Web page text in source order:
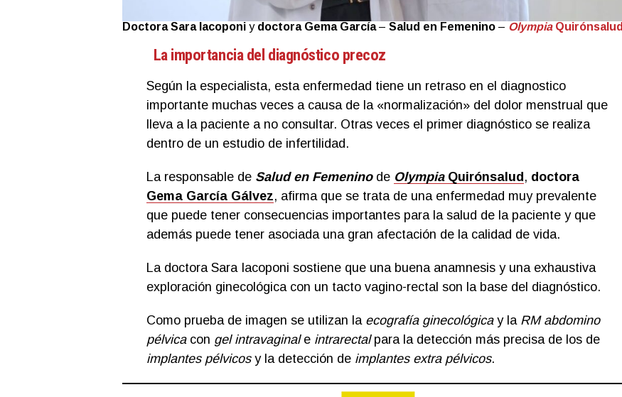
Doctora Sara Iacoponi y doctora Gema García– Salud en Femenino – OlympiaQuirónsalud
La importancia del diagnóstico precoz
Según la especialista, esta enfermedad tiene un retraso en el diagnostico
importante muchas veces a causa de la «normalización» del dolor menstrual que
lleva a la paciente a no consultar. Otras veces el primer diagnóstico se realiza
dentro de un estudio de infertilidad.
La responsable de Salud en Femeninode OlympiaQuirónsalud , doctora
Gema García Gálvez, afirma que se trata de una enfermedad muy prevalente
que puede tener consecuencias importantes para la salud de la paciente y que
además puede tener asociada una gran afectación de la calidad de vida.
La doctora Sara Iacoponi sostiene que una buena anamnesis y una exhaustiva
exploración ginecológica con un tacto vagino-rectal son la base del diagnóstico.
Como prueba de imagen se utilizan la ecografía ginecológicay la RM abdomino
pélvicacon gel intravaginale intrarectalpara la detección más precisa de los de
implantes pélvicosy la detección de implantes extra pélvicos.